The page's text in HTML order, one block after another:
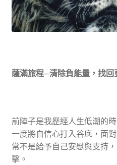
薩滿旅程─清除負能量，找回
前陣子是我歷經人生低潮的
一度將自信心打入谷底，面
常不是給予自己安慰與支持
擊。